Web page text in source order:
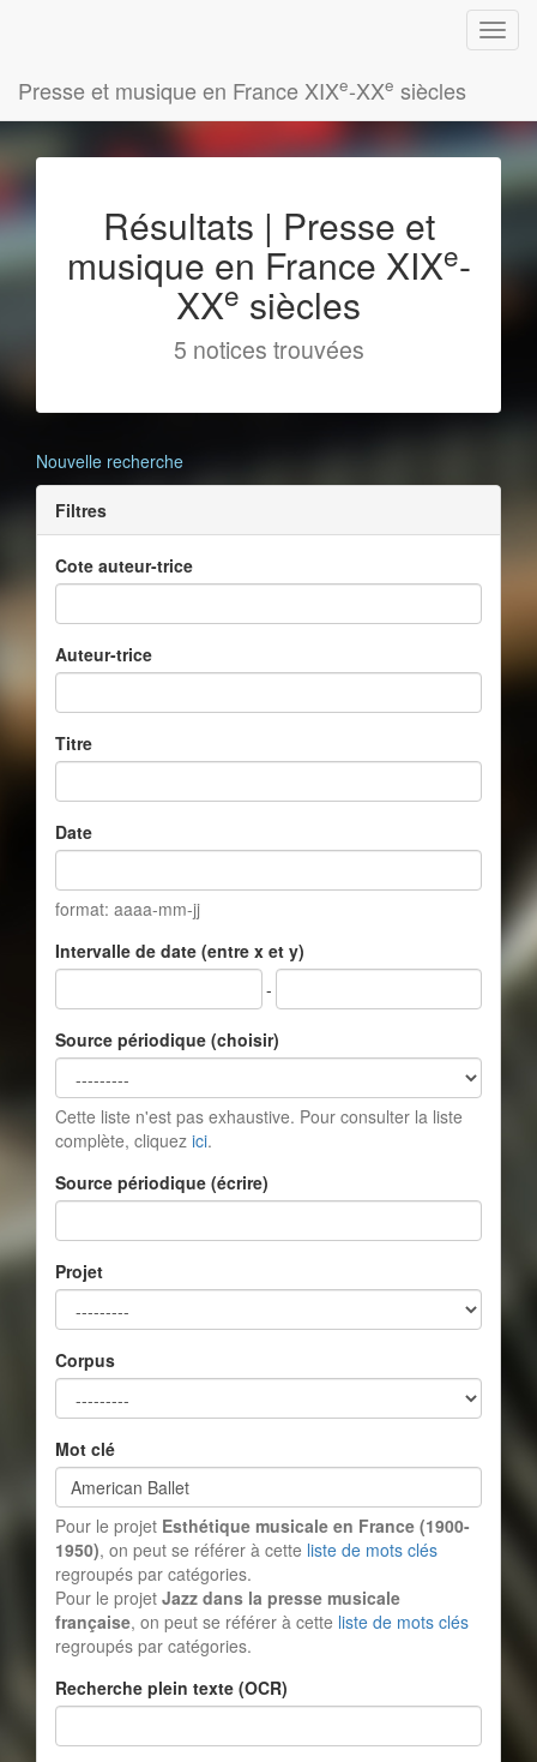
Presse et musique en France XIXe-XXe siècles
Résultats | Presse et
musique en France XIXe-
XXe siècles
5 notices trouvées
Nouvelle recherche
Filtres
Cote auteur-trice
Auteur-trice
Titre
Date
format: aaaa-mm-jj
Intervalle de date (entre x et y)
-
Source périodique (choisir)
Cette liste n'est pas exhaustive. Pour consulter la liste
complète, cliquez ici.
Source périodique (écrire)
Projet
Corpus
Mot clé
Pour le projet Esthétique musicale en France (1900-
1950), on peut se référer à cette liste de mots clés
regroupés par catégories.
Pour le projet Jazz dans la presse musicale
française, on peut se référer à cette liste de mots clés
regroupés par catégories.
Recherche plein texte (OCR)